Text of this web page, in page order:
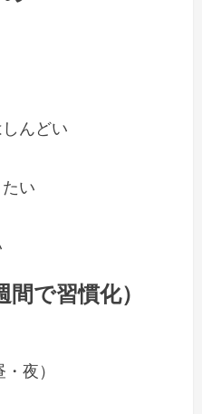
んどい
い
で習慣化）
・夜）